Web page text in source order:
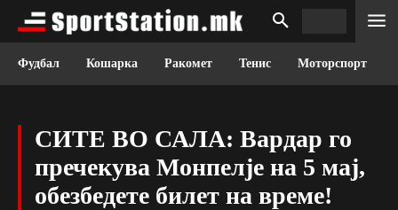
Фудбал Кошарка Ракомет Тенис Моторспорт
СИТЕ ВО САЛА: Вардар го
пречекува Монпелје на 5 мај,
обезбедете билет на време!